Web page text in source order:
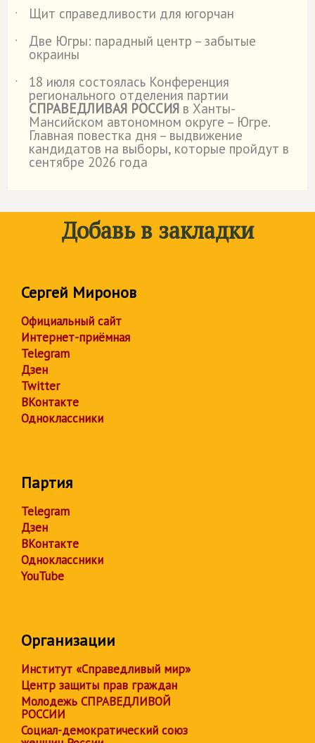
˙
Щит справедливости для югорчан
˙
Две Югры: парадный центр – забытые
окраины
˙
18 июля состоялась Конференция
регионального отделения партии
СПРАВЕДЛИВАЯ РОССИЯ в Ханты-
Мансийском автономном округе – Югре.
Главная повестка дня – выдвижение
кандидатов на выборы, которые пройдут в
сентябре 2026 года
Добавь в закладки
Сергей Миронов
Официальный сайт
Интернет-приёмная
Telegram
Дзен
Twitter
ВКонтакте
Одноклассники
Партия
Telegram
Дзен
ВКонтакте
Одноклассники
YouTube
Организации
Институт «Справедливый мир»
Центр защиты прав граждан
Молодежь СПРАВЕДЛИВОЙ
РОССИИ
Социал-демократический союз